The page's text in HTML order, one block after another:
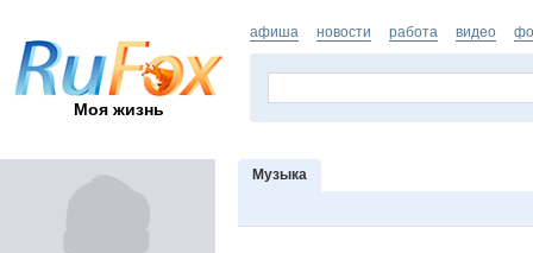
Моя жизнь
афиша новости работа видео
Музыка